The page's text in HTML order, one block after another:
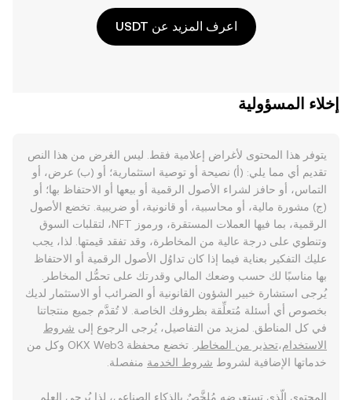
اعرف المزيد عن USDT
إخلاء المسؤولية
يتوفر هذا المحتوى لأغراض إعلامية فقط. ليس الغرض من هذا النص
تقديم أي مما يلي: (أ) نصيحة أو توصية استثمارية؛ أو (ب) عرض، أو
التماس، أو حافز لشراء الأصول الرقمية أو بيعها أو الاحتفاظ بها؛ أو
(ج) مشورة مالية، أو محاسبية، أو قانونية، أو ضريبية. تخضع الأصول
الرقمية، بما فيها العملات المستقرة، ورموز NFT، لتقلبات السوق
وتنطوي على درجة عالية من المخاطرة، وقد تفقد قيمتها. لذا، يجب
عليك التفكير بعناية فيما إذا كان تداوُل الأصول الرقمية أو الاحتفاظ
بها مناسبًا لك حسب وضعك المالي وقدرتك على تحمُّل المخاطر.
يُرجى استشارة خبير الشؤون القانونية أو الضرائب أو الاستثمار لديك
بخصوص أي أسئلة مُتعلِّقة بظروفك الخاصة. لا تُقدَّم جميع منتجاتنا
في كل المناطق. لمزيد من التفاصيل، يُرجى الرجوع إلى شروط
الاستخدام،تحذير من المخاطر
. تخضع محفظة OKX Web3 وكل من
خدماتها الإضافية لشروط شروط الخدمة منفصلة.
المحتوى الّذي تستعرضه مُلخَّصٌ بالذكاء الصناعي، لذا يُرجى العلم